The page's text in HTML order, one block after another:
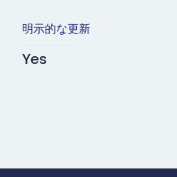
明示的な更新
Yes